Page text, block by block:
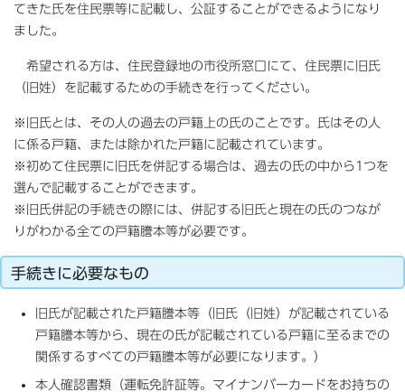
てきた氏を住民票等に記載し、公証することができるようになり
ました。
希望される方は、住民登録地の市役所窓口にて、住民票に旧氏
（旧姓）を記載するための手続きを行ってください。
※旧氏とは、その人の過去の戸籍上の氏のことです。氏はその人
に係る戸籍、または除かれた戸籍に記載されています。
※初めて住民票に旧氏を併記する場合は、過去の氏の中から1つを
選んで記載することができます。
※旧氏併記の手続きの際には、併記する旧氏と現在の氏のつなが
りがわかる全ての戸籍謄本等が必要です。
手続きに必要なもの
旧氏が記載された戸籍謄本等（旧氏（旧姓）が記載されている
戸籍謄本等から、現在の氏が記載されている戸籍に至るまでの
関係するすべての戸籍謄本等が必要になります。）
本人確認書類（運転免許証等。マイナンバーカードをお持ちの